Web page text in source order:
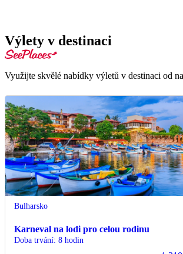
Výlety v destinaci
Využijte skvělé nabídky výletů v destinaci od
Bulharsko
Karneval na lodi pro celou rodinu
Doba trvání: 8 hodin